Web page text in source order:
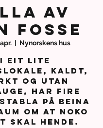
av
Fosse
  |
Nynorskens hus
I eit lite
kaldt,
og utan
har fire
på beina
om at noko
skal hende.